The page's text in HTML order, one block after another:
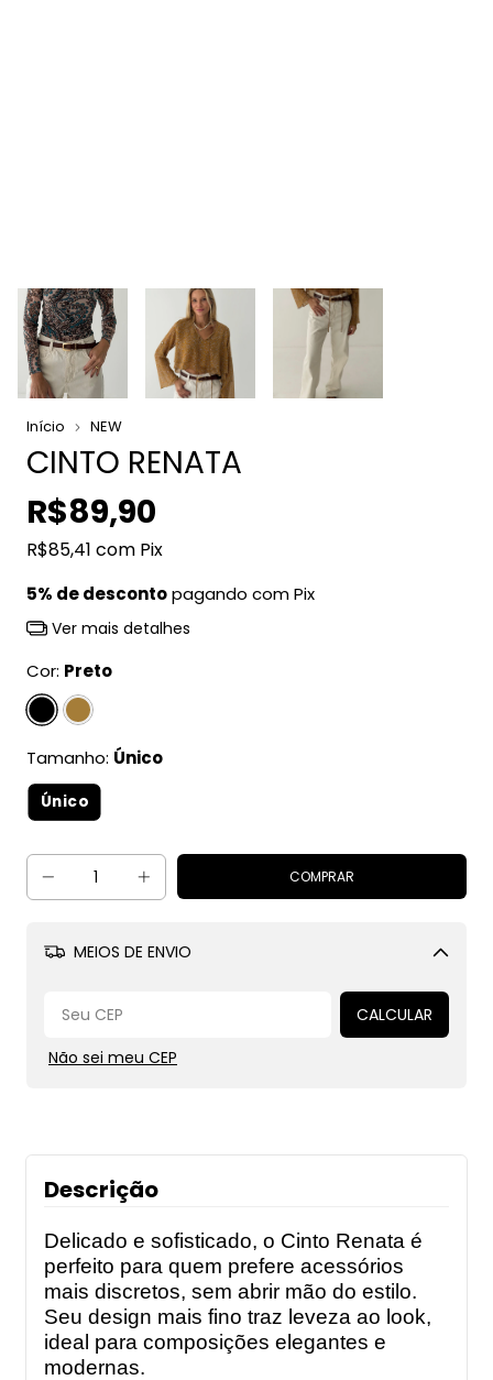
Início NEW
CINTO RENATA
R$89,90
R$85,41 com Pix
5% de descontopagando com Pix
Ver mais detalhes
Cor: Preto
Tamanho: Único
Único
MEIOS DE ENVIO
Alterar CEP
CALCULAR
Não sei meu CEP
Descrição
Delicado e sofisticado, o Cinto Renata é
perfeito para quem prefere acessórios
mais discretos, sem abrir mão do estilo.
Seu design mais fino traz leveza ao look,
ideal para composições elegantes e
modernas.